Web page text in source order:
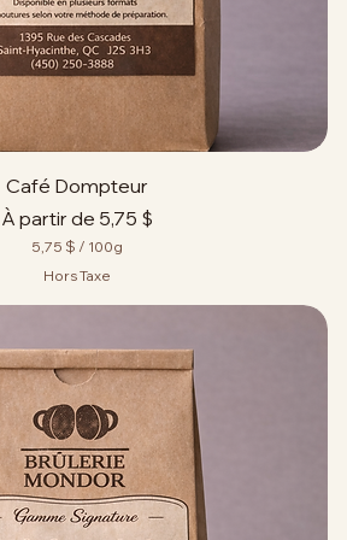
r
a
m
m
e
Café Dompteur
À partir de 5,75 $
Prix promotionnel